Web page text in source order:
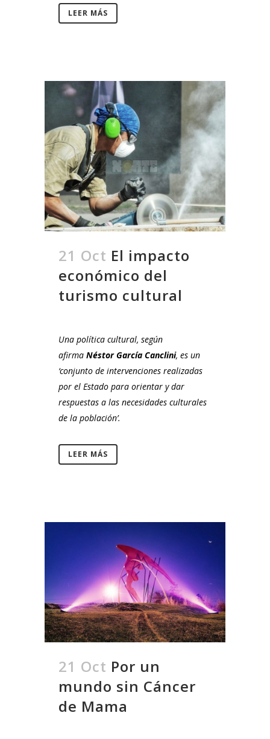
LEER MÁS
21 Oct El impacto
económico del
turismo cultural
Una política cultural, según
afirma Néstor García Canclini, es un
‘conjunto de intervenciones realizadas
por el Estado para orientar y dar
respuestas a las necesidades culturales
de la población’.
LEER MÁS
21 Oct Por un
mundo sin Cáncer
de Mama